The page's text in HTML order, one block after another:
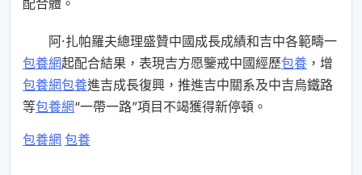
配合體。
阿·扎帕羅夫總理盛贊中國成長成績和吉中各範疇一
包養網起配合結果，表現吉方愿鑒戒中國經歷包養 ，增
包養網包養進吉成長復興，推進吉中關系及中吉烏鐵路
等包養網“一帶一路”項目不竭獲得新停頓。
包養網 包養